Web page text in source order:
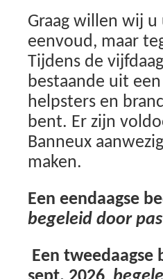
Graag willen wij
eenvoud, maar
Tijdens de
bestaande uit
helpsters en
bent. Er zijn
Banneux
maken.
Een eendaagse
begeleid door
Een tweedaagse